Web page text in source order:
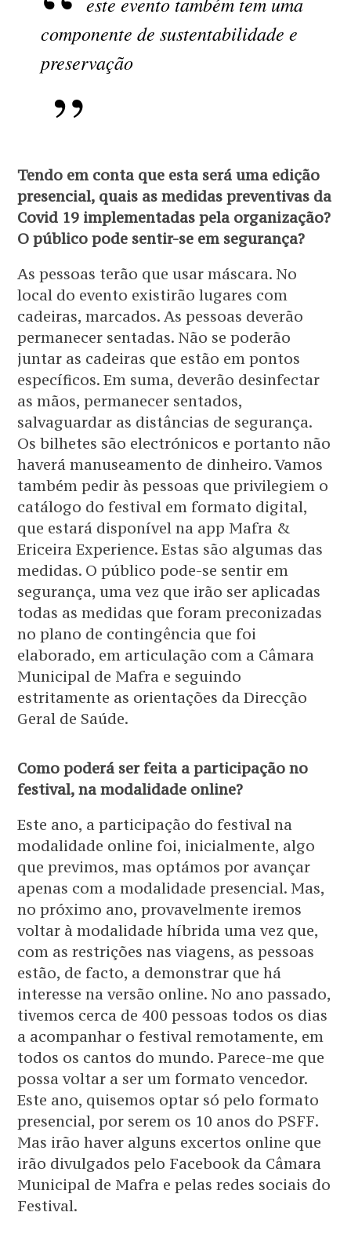
componente de sustentabilidade e
preservação
Tendo em conta que esta será uma edição
presencial, quais as medidas preventivas da
Covid 19 implementadas pela organização?
O público pode sentir-se em segurança?
As pessoas terão que usar máscara. No
local do evento existirão lugares com
cadeiras, marcados. As pessoas deverão
permanecer sentadas. Não se poderão
juntar as cadeiras que estão em pontos
específicos. Em suma, deverão desinfectar
as mãos, permanecer sentados,
salvaguardar as distâncias de segurança.
Os bilhetes são electrónicos e portanto não
haverá manuseamento de dinheiro. Vamos
também pedir às pessoas que privilegiem o
catálogo do festival em formato digital,
que estará disponível na app Mafra &
Ericeira Experience. Estas são algumas das
medidas. O público pode-se sentir em
segurança, uma vez que irão ser aplicadas
todas as medidas que foram preconizadas
no plano de contingência que foi
elaborado, em articulação com a Câmara
Municipal de Mafra e seguindo
estritamente as orientações da Direcção
Geral de Saúde.
Como poderá ser feita a participação no
festival, na modalidade online?
Este ano, a participação do festival na
modalidade online foi, inicialmente, algo
que previmos, mas optámos por avançar
apenas com a modalidade presencial. Mas,
no próximo ano, provavelmente iremos
voltar à modalidade híbrida uma vez que,
com as restrições nas viagens, as pessoas
estão, de facto, a demonstrar que há
interesse na versão online. No ano passado,
tivemos cerca de 400 pessoas todos os dias
a acompanhar o festival remotamente, em
todos os cantos do mundo. Parece-me que
possa voltar a ser um formato vencedor.
Este ano, quisemos optar só pelo formato
presencial, por serem os 10 anos do PSFF.
Mas irão haver alguns excertos online que
irão divulgados pelo Facebook da Câmara
Municipal de Mafra e pelas redes sociais do
Festival.